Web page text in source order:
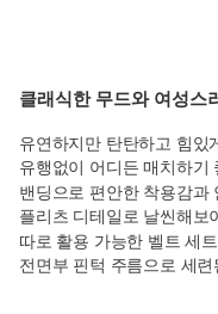
클래식한 무드와 여성스
유연하지만 탄탄하고 힘있
유행없이 어디든 매치하기
밴딩으로 편안한 착용감과
플리츠 디테일로 날씬해보
따로 활용 가능한 벨트 세
전면부 핀턱 주름으로 세련